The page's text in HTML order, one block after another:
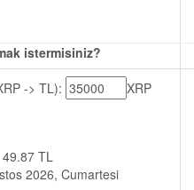
istermisiniz?
-> TL):
XRP
49.87 TL
2026, Cumartesi